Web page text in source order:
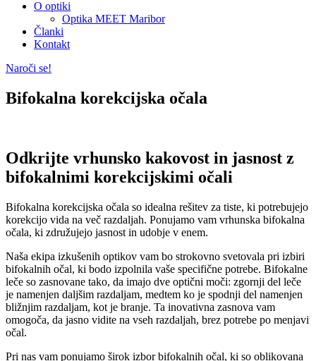
O optiki
Optika MEET Maribor
Članki
Kontakt
Naroči se!
Bifokalna korekcijska očala
Odkrijte vrhunsko kakovost in jasnost z
bifokalnimi korekcijskimi očali
Bifokalna korekcijska očala so idealna rešitev za tiste, ki potrebujejo
korekcijo vida na več razdaljah. Ponujamo vam vrhunska bifokalna
očala, ki združujejo jasnost in udobje v enem.
Naša ekipa izkušenih optikov vam bo strokovno svetovala pri izbiri
bifokalnih očal, ki bodo izpolnila vaše specifične potrebe. Bifokalne
leče so zasnovane tako, da imajo dve optični moči: zgornji del leče
je namenjen daljšim razdaljam, medtem ko je spodnji del namenjen
bližnjim razdaljam, kot je branje. Ta inovativna zasnova vam
omogoča, da jasno vidite na vseh razdaljah, brez potrebe po menjavi
očal.
Pri nas vam ponujamo širok izbor bifokalnih očal, ki so oblikovana